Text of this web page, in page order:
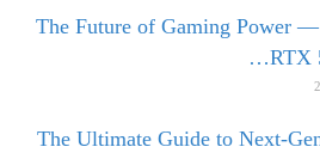
The Future of Gaming Power —
RTX
The Ultimate Guide to Next-